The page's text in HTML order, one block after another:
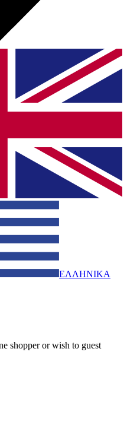
ΕΛΛΗΝΙΚΑ
shopper or wish to guest